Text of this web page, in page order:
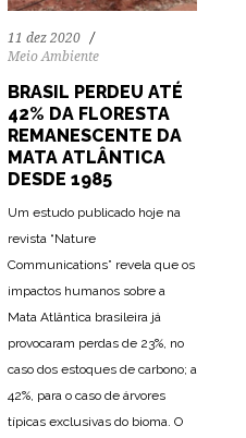
11 dez 2020
Meio Ambiente
BRASIL PERDEU ATÉ
42% DA FLORESTA
REMANESCENTE DA
MATA ATLÂNTICA
DESDE 1985
Um estudo publicado hoje na
revista “Nature
Communications” revela que os
impactos humanos sobre a
Mata Atlântica brasileira já
provocaram perdas de 23%, no
caso dos estoques de carbono; a
42%, para o caso de árvores
típicas exclusivas do bioma. O